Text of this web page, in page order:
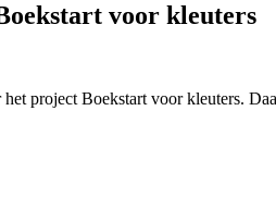
voor kleuters
project Boekstart voor kleuters.